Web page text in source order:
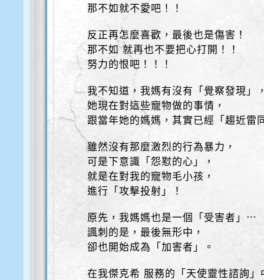
那不如就不愛吧！！
反正再怎麼喜歡，最後也是傷害！
那不如 就再也不要把心打開！！
努力的恨吧！！！
我不知道，我媽有沒有「覺察發現」
她現在對這些寵物做的事情，
跟當年她的媽媽，其實已經「趨近雷
雖然沒有那麼激烈的行為暴力，
可是下意識「怨懟的心」，
就是在對我的寵物毛小孩，
進行「攻擊投射」！
原先，我媽媽也是一個「受害者」⋯
諷刺的是，最後無形中，
卻也開始成為「加害者」。
在我傑克希 服務的「天使靈性諮詢」